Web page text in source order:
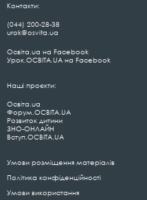
Контакти:
(044) 200-28-38
urok@osvita.ua
Освіта.ua на Facebook
Урок.ОСВІТА.UA на Facebook
Наші проєкти:
Освіта.ua
Форум.ОСВІТА.UA
Розвиток дитини
ЗНО-ОНЛАЙН
Вступ.ОСВІТА.UA
Умови розміщення матеріалів
Політика конфіденційності
Умови використання